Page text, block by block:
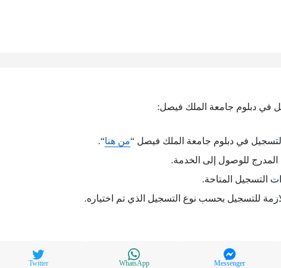
في دبلوم جامعة الملك فيصل:
في دبلوم جامعة الملك فيصل “من هنا“.
للوصول إلى الخدمة.
التسجيل المتاحة.
للتسجيل بحسب نوع التسجيل الذي تم اختياره.
Messenger
WhatsApp
Twitter